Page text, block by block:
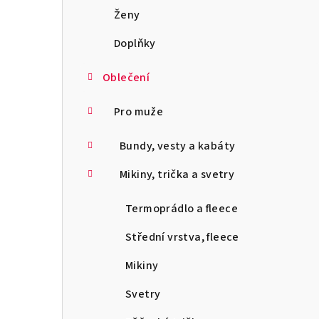
Ženy
Doplňky
Oblečení
Pro muže
Bundy, vesty a kabáty
Mikiny, trička a svetry
Termoprádlo a fleece
Střední vrstva, fleece
Mikiny
Svetry